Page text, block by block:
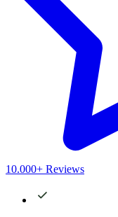
10.000+ Reviews